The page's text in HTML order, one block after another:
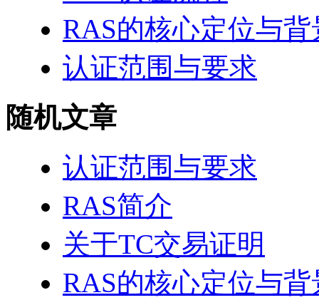
RAS的核心定位与背
认证范围与要求
随机文章
认证范围与要求
RAS简介
关于TC交易证明
RAS的核心定位与背